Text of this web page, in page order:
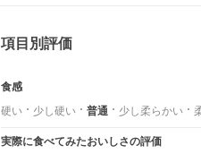
項目別評価
食感
硬い
少し硬い 普通 少し柔らかい
実際に食べてみたおいしさの評価